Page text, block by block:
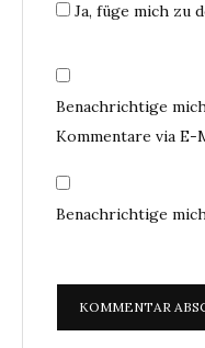
Ja, füge mich zu
Benachrichtige
Kommentare via E-
Benachrichtige